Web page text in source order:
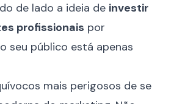
de lado a ideia de investir
profissionais por
seu público está apenas
mais perigosos de se